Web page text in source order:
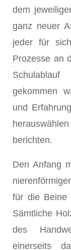
dem
ganz neuer
jeder für
Prozesse an
gekommen
und
berichten.
Den Anfang
für die Beine
Sämtliche
des
einerseits